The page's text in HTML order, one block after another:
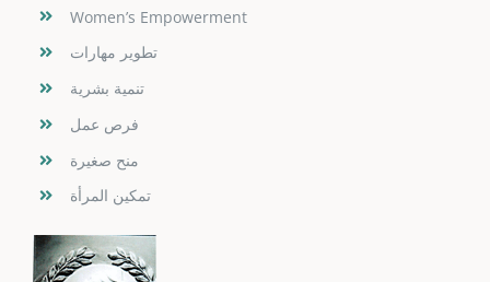
Women’s Empowerment
تطوير مهارات
تنمية بشرية
فرص عمل
منح صغيرة
تمكين المرأة